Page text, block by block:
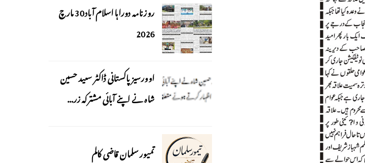
روزنامہ دوراہا اسلام آباد 30 مارچ
2026
اوورسیز پاکستانی ڈاکٹر سعید حسین
شاہ نے اپنے آبائی مشترکہ زر...
تمیور سلمان قاضی کالم